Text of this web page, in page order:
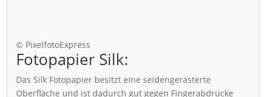
© PixelfotoExpress
Fotopapier Silk:
Das Silk Fotopapier besitzt eine seidengerasterte
Oberfläche und ist dadurch gut gegen Fingerabdrücke